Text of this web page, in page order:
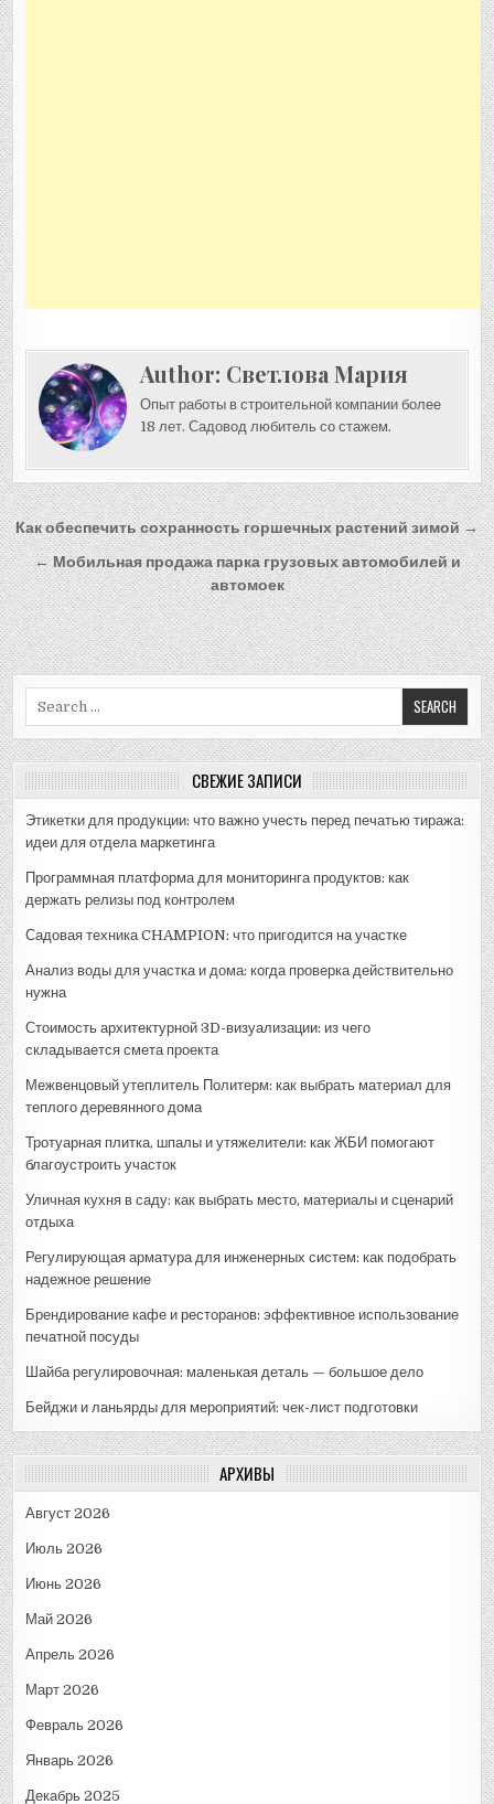
Author: Светлова Мария
Опыт работы в строительной компании более
18 лет. Садовод любитель со стажем.
Навигация
по
записям
Как обеспечить сохранность горшечных растений зимой →
← Мобильная продажа парка грузовых автомобилей и
автомоек
СВЕЖИЕ ЗАПИСИ
Этикетки для продукции: что важно учесть перед печатью тиража:
идеи для отдела маркетинга
Программная платформа для мониторинга продуктов: как
держать релизы под контролем
Садовая техника CHAMPION: что пригодится на участке
Анализ воды для участка и дома: когда проверка действительно
нужна
Стоимость архитектурной 3D-визуализации: из чего
складывается смета проекта
Межвенцовый утеплитель Политерм: как выбрать материал для
теплого деревянного дома
Тротуарная плитка, шпалы и утяжелители: как ЖБИ помогают
благоустроить участок
Уличная кухня в саду: как выбрать место, материалы и сценарий
отдыха
Регулирующая арматура для инженерных систем: как подобрать
надежное решение
Брендирование кафе и ресторанов: эффективное использование
печатной посуды
Шайба регулировочная: маленькая деталь — большое дело
Бейджи и ланьярды для мероприятий: чек-лист подготовки
АРХИВЫ
Август 2026
Июль 2026
Июнь 2026
Май 2026
Апрель 2026
Март 2026
Февраль 2026
Январь 2026
Декабрь 2025